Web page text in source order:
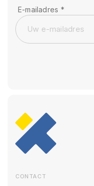
E-mailadres *
CONTACT